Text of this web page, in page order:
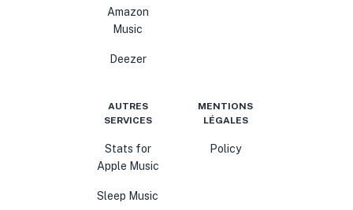
Amazon
Music
Deezer
AUTRES
SERVICES
Stats for
Apple Music
Sleep Music
MENTIONS
LÉGALES
Policy